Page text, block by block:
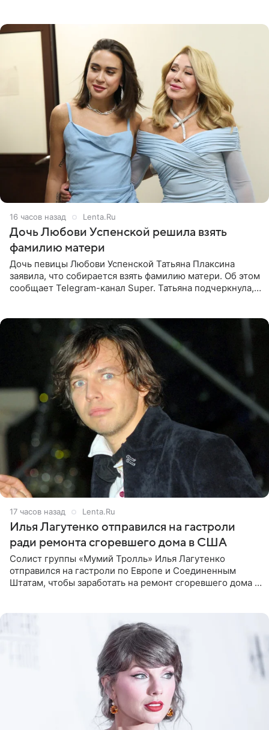
16 часов назад Lenta.Ru
Дочь Любови Успенской решила взять
фамилию матери
Дочь певицы Любови Успенской Татьяна Плаксина
заявила, что собирается взять фамилию матери. Об этом
сообщает Telegram-канал Super. Татьяна подчеркнула,
17 часов назад Lenta.Ru
Илья Лагутенко отправился на гастроли
ради ремонта сгоревшего дома в США
Солист группы «Мумий Тролль» Илья Лагутенко
отправился на гастроли по Европе и Соединенным
Штатам, чтобы заработать на ремонт сгоревшего дома в